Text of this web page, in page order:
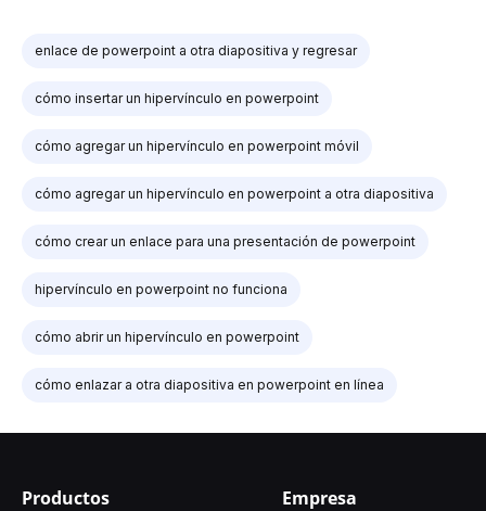
enlace de powerpoint a otra diapositiva y regresar
cómo insertar un hipervínculo en powerpoint
cómo agregar un hipervínculo en powerpoint móvil
cómo agregar un hipervínculo en powerpoint a otra diapositiva
cómo crear un enlace para una presentación de powerpoint
hipervínculo en powerpoint no funciona
cómo abrir un hipervínculo en powerpoint
cómo enlazar a otra diapositiva en powerpoint en línea
Productos Empresa